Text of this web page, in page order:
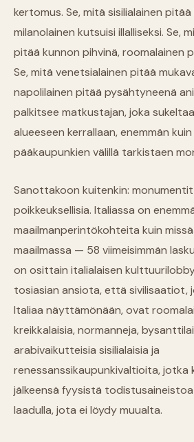
kertomus. Se, mitä sisilialainen
milanolainen kutsuisi illalliseksi. Se,
pitää kunnon pihvinä, roomalainen
Se, mitä venetsialainen pitää
napolilainen pitää pysähtyneenä
palkitsee matkustajan, joka sukeltaa
alueeseen kerrallaan, enemmän kuin
pääkaupunkien välillä tarkistaen
Sanottakoon kuitenkin:
poikkeuksellisia. Italiassa on
maailmanperintökohteita kuin
maailmassa — 58 viimeisimmän
on osittain italialaisen
tosiasian ansiota, että sivilisaatiot,
Italiaa näyttämönään, ovat
kreikkalaisia, normanneja,
arabivaikutteisia sisilialaisia ja
renessanssikaupunkivaltioita, jotka
jälkeensä fyysistä todistusaineistoa
laadulla, jota ei löydy muualta.